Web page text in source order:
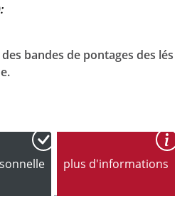
bandes de pontages des lés
plus d'informations